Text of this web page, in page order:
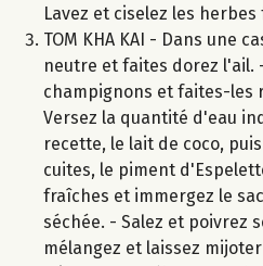
Lavez et ciselez les
TOM KHA KAI - Dans une
neutre et faites dorez l'ail.
champignons et faites-les
Versez la quantité d'eau
recette, le lait de coco,
cuites, le piment
fraîches et immergez le
séchée. - Salez et poivrez
mélangez et laissez